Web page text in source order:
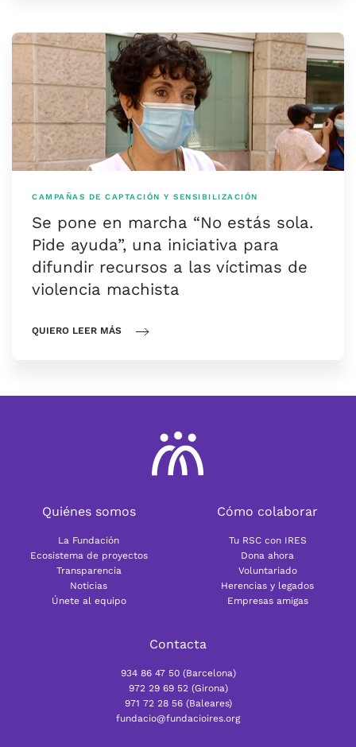
CAMPAÑAS DE CAPTACIÓN Y SENSIBILIZACIÓN
Se pone en marcha “No estás sola.
Pide ayuda”, una iniciativa para
difundir recursos a las víctimas de
violencia machista
QUIERO LEER MÁS
Quiénes somos
La Fundación
Ecosistema de proyectos
Transparencia
Noticias
Únete al equipo
Cómo colaborar
Tu RSC con IRES
Dona ahora
Voluntariado
Herencias y legados
Empresas amigas
Contacta
934 86 47 50 (Barcelona)
972 29 69 52 (Girona)
971 72 28 56 (Baleares)
fundacio@fundacioires.org